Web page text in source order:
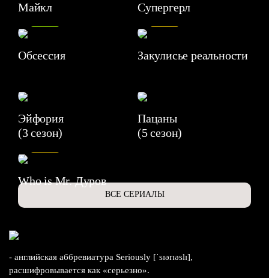
Майкл Супергерл
Обсессия
7.1
Закулисье реальности
Эйфория
(3 сезон)
Пацаны
(5 сезон)
Who is Mr. Дуров
ВСЕ СЕРИАЛЫ
- английская аббревиатура Seriously [ˈsɪərɪəslɪ],
расшифровывается как «серьезно».